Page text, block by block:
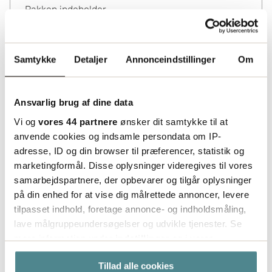
Samtykke Detaljer Annonceindstillinger Om
Ansvarlig brug af dine data
Vi og vores 44 partnere ønsker dit samtykke til at
anvende cookies og indsamle persondata om IP-
adresse, ID og din browser til præferencer, statistik og
marketingformål. Disse oplysninger videregives til vores
samarbejdspartnere, der opbevarer og tilgår oplysninger
på din enhed for at vise dig målrettede annoncer, levere
tilpasset indhold, foretage annonce- og indholdsmåling,
lave målgruppeundersøgelser og udvikle tjenester. Se
mere information underindstillingerog i vores
persondatapolitik. Du kan altid trække dit samtykke
tilbage eller ændre indstillinger fra vores
Tillad alle cookies
Pakken indeholder